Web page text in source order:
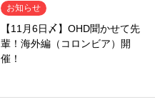
お知らせ
【11月6日〆】OHD聞かせて先
輩！海外編（コロンビア）開
催！